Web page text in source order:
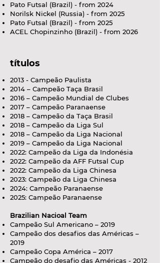
Pato Futsal (Brazil) - from 2024
Norilsk Nickel (Russia) - from 2025
Pato Futsal (Brazil) - from 2025
ACEL Chopinzinho (Brazil) - from 2026
títulos
2013 - Campeão Paulista
2014 – Campeão Taça Brasil
2016 – Campeão Mundial de Clubes
2017 – Campeão Paranaense
2018 – Campeão da Taça Brasil
2018 – Campeão da Liga Sul
2018 – Campeão da Liga Nacional
2019 – Campeão da Liga Nacional
2022: Campeão da Liga da Indonésia
2022: Campeão da AFF Futsal Cup
2022: Campeão da Liga Chinesa
2023: Campeão da Liga Chinesa
2024: Campeão Paranaense
2025: Campeão Paranaense
Brazilian Nacioal Team
Campeão Sul Americano – 2019
Campeão dos desafios das Américas –
2019
Campeão Copa América – 2017
Campeão do desafio das Américas - 2012